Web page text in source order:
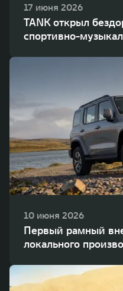
17 июня 2026
TANK открыл
спортивно-
10 июня 2026
Первый рамный
локального